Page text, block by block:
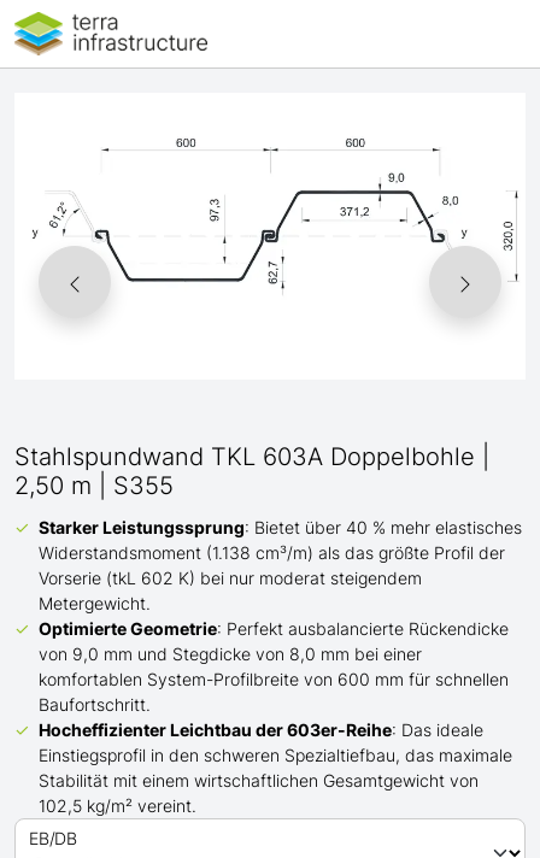
Stahlspundwand TKL 603A Doppelbohle |
2,50 m | S355
Starker Leistungssprung: Bietet über 40 % mehr elastisches
Widerstandsmoment (1.138 cm³/m) als das größte Profil der
Vorserie (tkL 602 K) bei nur moderat steigendem
Metergewicht.
Optimierte Geometrie: Perfekt ausbalancierte Rückendicke
von 9,0 mm und Stegdicke von 8,0 mm bei einer
komfortablen System-Profilbreite von 600 mm für schnellen
Baufortschritt.
Hocheffizienter Leichtbau der 603er-Reihe: Das ideale
Einstiegsprofil in den schweren Spezialtiefbau, das maximale
Stabilität mit einem wirtschaftlichen Gesamtgewicht von
102,5 kg/m² vereint.
EB/DB